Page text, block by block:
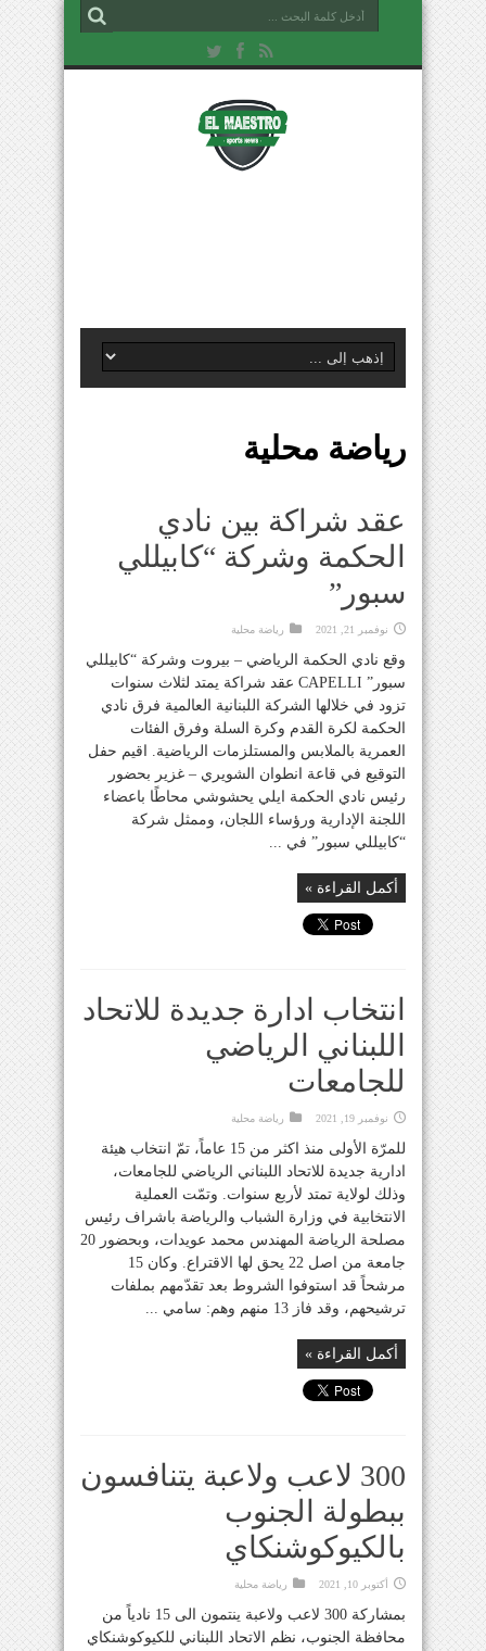
رياضة محلية
عقد شراكة بين نادي
الحكمة وشركة “كابيللي
سبور”
نوفمبر 21, 2021 رياضة محلية
وقع نادي الحكمة الرياضي – بيروت وشركة “كابيللي
سبور” CAPELLI عقد شراكة يمتد لثلاث سنوات
تزود في خلالها الشركة اللبنانية العالمية فرق نادي
الحكمة لكرة القدم وكرة السلة وفرق الفئات
العمرية بالملابس والمستلزمات الرياضية. اقيم حفل
التوقيع في قاعة انطوان الشويري – غزير بحضور
رئيس نادي الحكمة ايلي يحشوشي محاطًا باعضاء
اللجنة الإدارية ورؤساء اللجان، وممثل شركة
“كابيللي سبور” في ...
أكمل القراءة »
انتخاب ادارة جديدة للاتحاد
اللبناني الرياضي
للجامعات
نوفمبر 19, 2021 رياضة محلية
للمرّة الأولى منذ اكثر من 15 عاماً، تمّ انتخاب هيئة
ادارية جديدة للاتحاد اللبناني الرياضي للجامعات،
وذلك لولاية تمتد لأربع سنوات. وتمّت العملية
الانتخابية في وزارة الشباب والرياضة باشراف رئيس
مصلحة الرياضة المهندس محمد عويدات، وبحضور 20
جامعة من اصل 22 يحق لها الاقتراع. وكان 15
مرشحاً قد استوفوا الشروط بعد تقدّمهم بملفات
ترشيحهم، وقد فاز 13 منهم وهم: سامي ...
أكمل القراءة »
300 لاعب ولاعبة يتنافسون
ببطولة الجنوب
بالكيوكوشنكاي
أكتوبر 10, 2021 رياضة محلية
بمشاركة 300 لاعب ولاعبة ينتمون الى 15 نادياً من
محافظة الجنوب، نظم الاتحاد اللبناني للكيوكوشنكاي